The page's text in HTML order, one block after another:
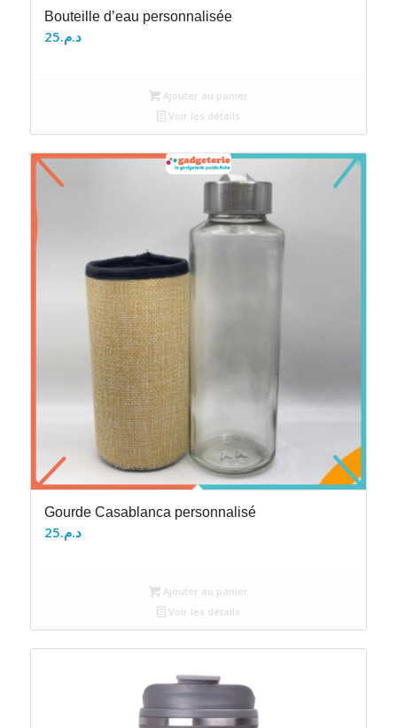
Bouteille d’eau personnalisée
د.م.25
Ajouter au panier
Voir les détails
Gourde Casablanca personnalisé
د.م.25
Ajouter au panier
Voir les détails